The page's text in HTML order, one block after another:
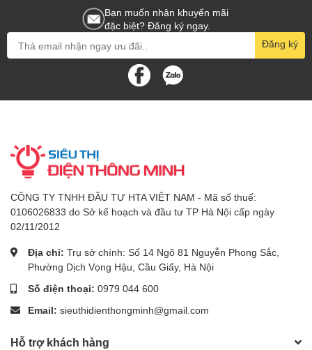
Bạn muốn nhận khuyến mãi
đặc biệt? Đăng ký ngay.
Đăng ký
CÔNG TY TNHH ĐẦU TƯ HTA VIỆT NAM - Mã số thuế:
0106026833 do Sở kế hoạch và đầu tư TP Hà Nội cấp ngày
02/11/2012
Địa chỉ: Trụ sở chính: Số 14 Ngõ 81 Nguyễn Phong Sắc,
Phường Dịch Vọng Hậu, Cầu Giấy, Hà Nội
Số điện thoại: 0979 044 600
Email: sieuthidienthongminh@gmail.com
Hỗ trợ khách hàng